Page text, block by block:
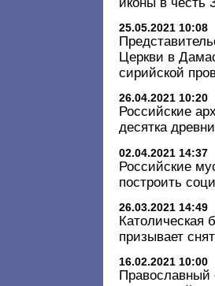
25.05.2021 10:08
Церкви в
сирийской
26.04.2021 10:20
Российские
десятка
02.04.2021 14:37
Российские
построить
26.03.2021 14:49
Католическая
призывает
16.02.2021 10:00
Православный